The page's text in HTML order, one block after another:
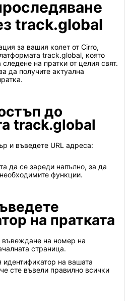
track.global
за вашия колет от Cirro,
track.global, която
на пратки от целия свят.
да получите актуална
до
track.global
и въведете URL адреса:
да се зареди напълно, за да
функции.
на пратката
въвеждане на номер на
страница.
идентификатор на вашата
сте въвели правилно всички